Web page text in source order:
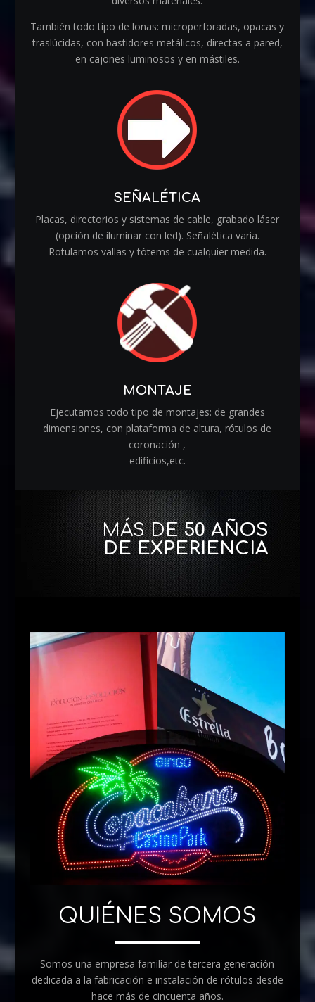
También todo tipo de lonas: microperforadas, opacas y
traslúcidas, con bastidores metálicos, directas a pared,
en cajones luminosos y en mástiles.
SEÑALÉTICA
Placas, directorios y sistemas de cable, grabado láser
(opción de iluminar con led). Señalética varia.
Rotulamos vallas y tótems de cualquier medida.
MONTAJE
Ejecutamos todo tipo de montajes: de grandes
dimensiones, con plataforma de altura, rótulos de
coronación ,
edificios,etc.
MÁS DE50 AÑOS
DE EXPERIENCIA
QUIÉNES SOMOS
Somos una empresa familiar de tercera generación
dedicada a la fabricación e instalación de rótulos desde
hace más de cincuenta años.